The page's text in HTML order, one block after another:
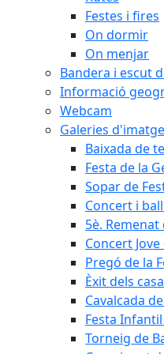
Festes i fires
On dormir
On menjar
Bandera i escut
Informació
Webcam
Galeries
Baixada de
Festa de la
Sopar de
Concert i
5è.
Concert
Pregó de la
Èxit dels
Cavalcada
Festa
Torneig de